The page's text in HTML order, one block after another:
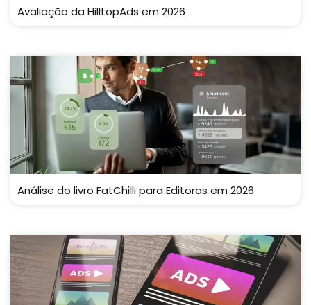
Avaliação da HilltopAds em 2026
Análise do livro FatChilli para Editoras em 2026